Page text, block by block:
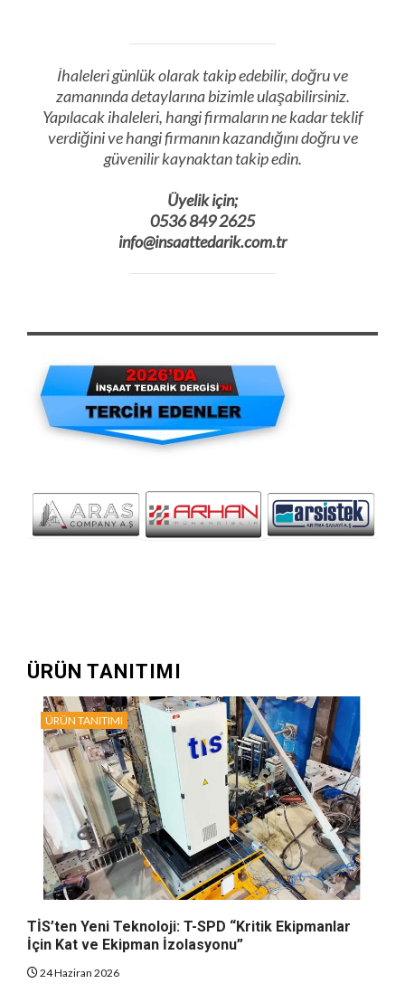
İhaleleri günlük olarak takip edebilir, doğru ve
zamanında detaylarına bizimle ulaşabilirsiniz.
Yapılacak ihaleleri, hangi firmaların ne kadar teklif
verdiğini ve hangi firmanın kazandığını doğru ve
güvenilir kaynaktan takip edin.
Üyelik için;
0536 849 2625
info@insaattedarik.com.tr
ÜRÜN TANITIMI
ÜRÜN TANITIMI
TİS’ten Yeni Teknoloji: T-SPD “Kritik Ekipmanlar
İçin Kat ve Ekipman İzolasyonu”
24 Haziran 2026